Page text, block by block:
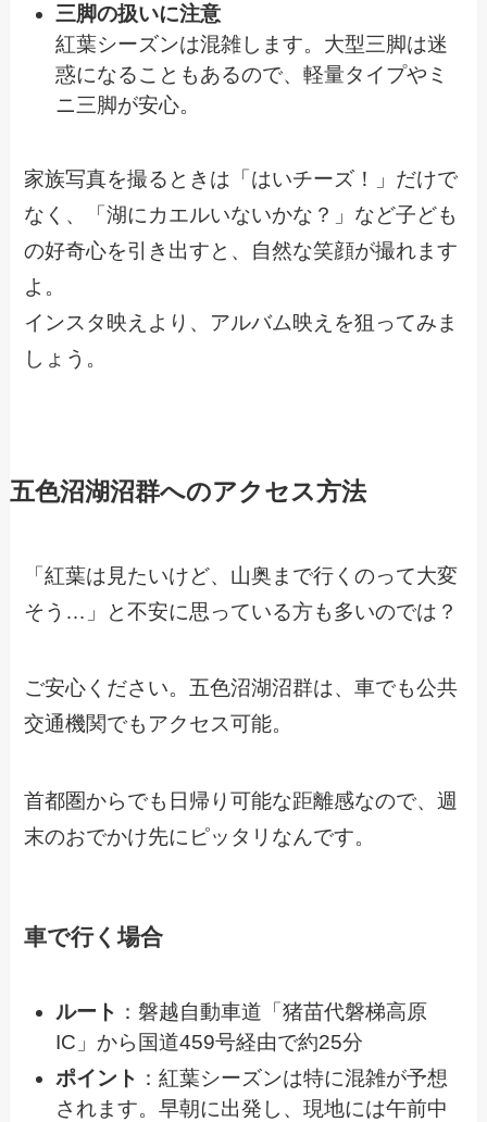
三脚の扱いに注意
紅葉シーズンは混雑します。大型三脚は迷
惑になることもあるので、軽量タイプやミ
ニ三脚が安心。
家族写真を撮るときは「はいチーズ！」だけで
なく、「湖にカエルいないかな？」など子ども
の好奇心を引き出すと、自然な笑顔が撮れます
よ。
インスタ映えより、アルバム映えを狙ってみま
しょう。
五色沼湖沼群へのアクセス方法
「紅葉は見たいけど、山奥まで行くのって大変
そう…」と不安に思っている方も多いのでは？
ご安心ください。五色沼湖沼群は、車でも公共
交通機関でもアクセス可能。
首都圏からでも日帰り可能な距離感なので、週
末のおでかけ先にピッタリなんです。
車で行く場合
ルート ：磐越自動車道「猪苗代磐梯高原
IC」から国道459号経由で約25分
ポイント ：紅葉シーズンは特に混雑が予想
されます。早朝に出発し、現地には午前中